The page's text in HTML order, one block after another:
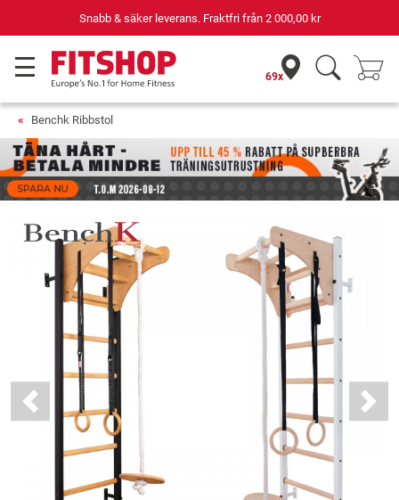
Din expert inom hemmaträning i 42 år
69x
Benchk Ribbstol
Previous Next